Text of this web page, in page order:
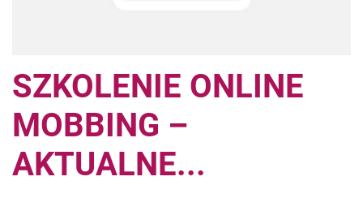
SZKOLENIE ONLINE
MOBBING –
AKTUALNE...